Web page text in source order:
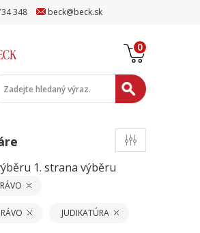
348 beck@beck.sk
0
1. strana výběru
JUDIKATÚRA